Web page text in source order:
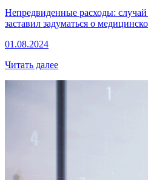
Непредвиденные расходы:
заставил задуматься о
01.08.2024
Читать далее